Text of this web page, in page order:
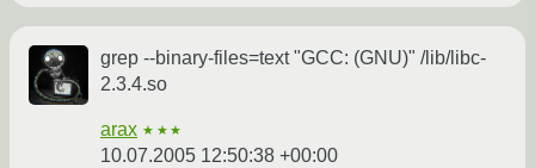
grep --binary-files=text "GCC: (GNU)" /lib/libc-
2.3.4.so
arax ★★★
10.07.2005 12:50:38 +00:00